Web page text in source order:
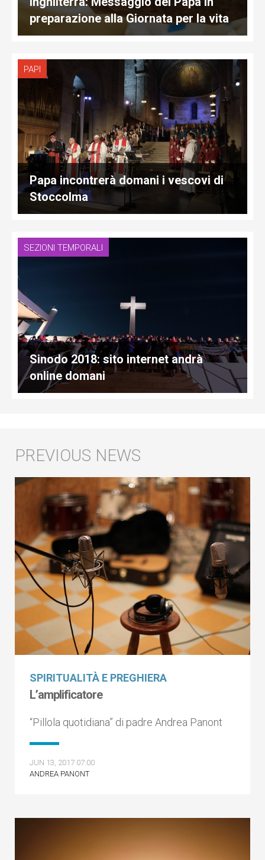
preparazione alla Giornata per la vita
PAPI
Papa incontrerà domani i vescovi di
Stoccolma
SEZIONI TEMPORALI
Sinodo 2018: sito internet andrà
online domani
SPIRITUALITÀ E PREGHIERA
L’amplificatore
“Pillola quotidiana” di padre Andrea Panont
JUN 13, 2017 07:00
ANDREA PANONT